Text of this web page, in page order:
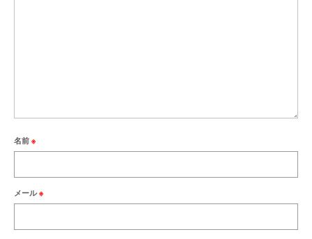
名前 ※
メール※